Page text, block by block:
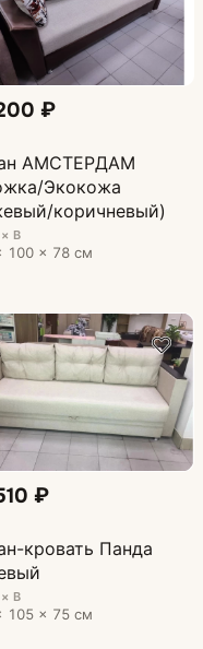
₽
АМСТЕРДАМ
Экокожа
коричневый)
В
100 × 78 см
₽
кровать Панда
В
105 × 75 см